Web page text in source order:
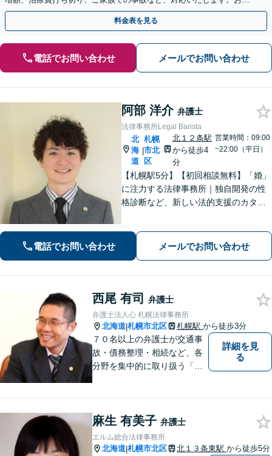
めにご相談ください【初回相談・着手金無料】
料金表を見る
電話でお問い合わせ メールでお問い合わせ
阿部 洋介 弁護士
法律事務所Legal Barista
北
海
道
|
札幌
市北
区
北１２条駅
から徒歩4
分
営業時間：09:00
~22:00（平日）
【札幌駅5分】【初回相談無料】「婚」
に注力する法律事務所｜独自開発の性
格診断など、新しい法的支援のカタチ
ートを【刑事事件】男女関係が原因の
刑事事件に精通【オンライン相談OK】
電話でお問い合わせ メールでお問い合わせ
西尾 有司 弁護士
弁護士法人心 札幌法律事務所
北海道|札幌市北区 札幌駅 から徒歩3分
７０名以上の弁護士が交通事
故・債務整理・相続など、各
分野を集中的に取り扱う「分
できるよう努めております。
詳細を見
る
麻生 有美子 弁護士
エルム総合法律事務所
北海道|札幌市北区 北１３条東駅 から徒歩5分